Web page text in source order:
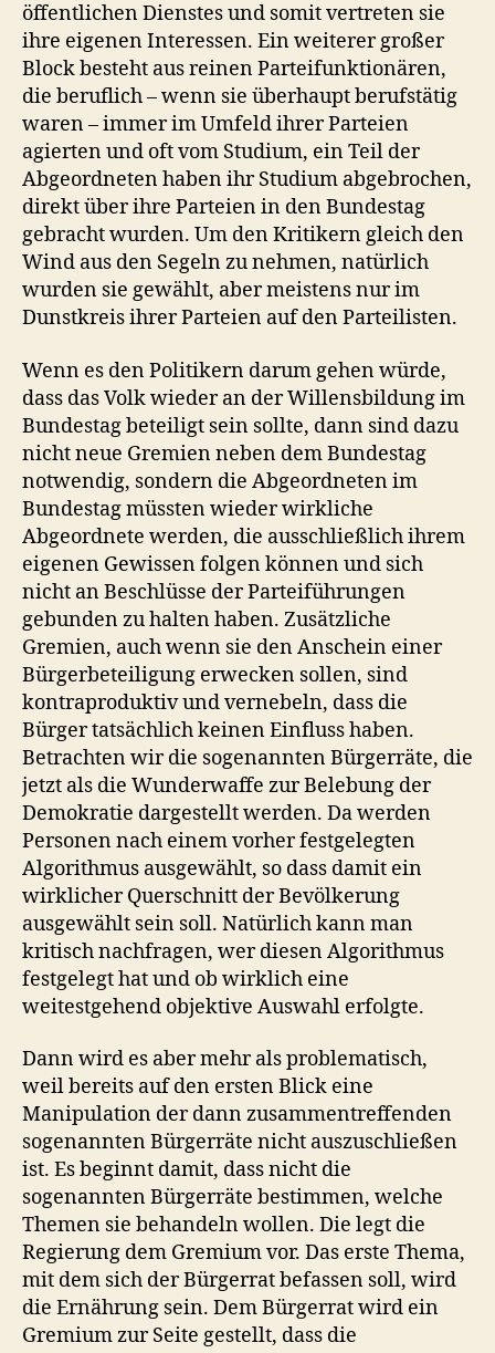
öffentlichen Dienstes und somit vertreten sie
ihre eigenen Interessen. Ein weiterer großer
Block besteht aus reinen Parteifunktionären,
die beruflich – wenn sie überhaupt berufstätig
waren – immer im Umfeld ihrer Parteien
agierten und oft vom Studium, ein Teil der
Abgeordneten haben ihr Studium abgebrochen,
direkt über ihre Parteien in den Bundestag
gebracht wurden. Um den Kritikern gleich den
Wind aus den Segeln zu nehmen, natürlich
wurden sie gewählt, aber meistens nur im
Dunstkreis ihrer Parteien auf den Parteilisten.
Wenn es den Politikern darum gehen würde,
dass das Volk wieder an der Willensbildung im
Bundestag beteiligt sein sollte, dann sind dazu
nicht neue Gremien neben dem Bundestag
notwendig, sondern die Abgeordneten im
Bundestag müssten wieder wirkliche
Abgeordnete werden, die ausschließlich ihrem
eigenen Gewissen folgen können und sich
nicht an Beschlüsse der Parteiführungen
gebunden zu halten haben. Zusätzliche
Gremien, auch wenn sie den Anschein einer
Bürgerbeteiligung erwecken sollen, sind
kontraproduktiv und vernebeln, dass die
Bürger tatsächlich keinen Einfluss haben.
Betrachten wir die sogenannten Bürgerräte, die
jetzt als die Wunderwaffe zur Belebung der
Demokratie dargestellt werden. Da werden
Personen nach einem vorher festgelegten
Algorithmus ausgewählt, so dass damit ein
wirklicher Querschnitt der Bevölkerung
ausgewählt sein soll. Natürlich kann man
kritisch nachfragen, wer diesen Algorithmus
festgelegt hat und ob wirklich eine
weitestgehend objektive Auswahl erfolgte.
Dann wird es aber mehr als problematisch,
weil bereits auf den ersten Blick eine
Manipulation der dann zusammentreffenden
sogenannten Bürgerräte nicht auszuschließen
ist. Es beginnt damit, dass nicht die
sogenannten Bürgerräte bestimmen, welche
Themen sie behandeln wollen. Die legt die
Regierung dem Gremium vor. Das erste Thema,
mit dem sich der Bürgerrat befassen soll, wird
die Ernährung sein. Dem Bürgerrat wird ein
Gremium zur Seite gestellt, dass die